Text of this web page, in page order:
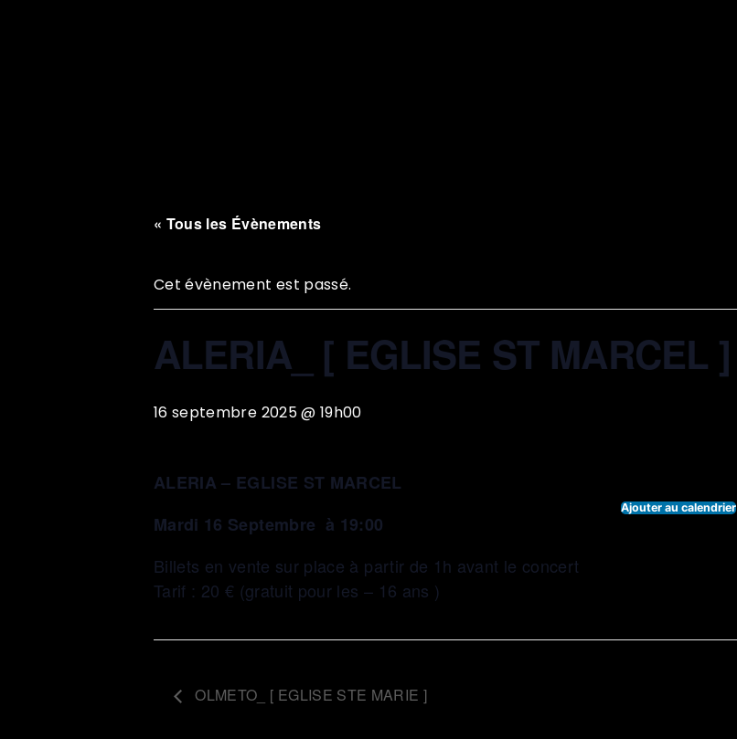
« Tous les Évènements
Cet évènement est passé.
ALERIA_ [ EGLISE ST MARCEL ]
16 septembre 2025 @ 19h00
ALERIA – EGLISE ST MARCEL
Mardi 16 Septembre à 19:00
Billets en vente sur place à partir de 1h avant le concert
Tarif : 20 € (gratuit pour les – 16 ans )
Ajouter au calendrier
OLMETO_ [ EGLISE STE MARIE ]